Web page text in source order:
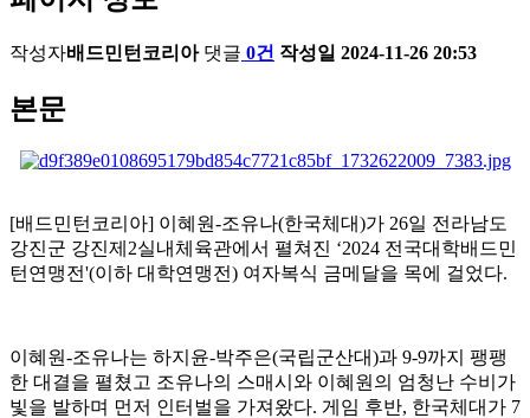
작성자배드민턴코리아 댓글 0건 작성일 2024-11-26 20:53
본문
[배드민턴코리아] 이혜원-조유나(한국체대)가 26일 전라남도
강진군 강진제 2실내체육관에서 펼쳐진 ‘2024 전국대학배드민
턴연맹전'(이하 대학연맹전) 여자복식 금메달을 목에 걸었다.
이혜원-조유나는 하지윤-박주은(국립군산대)과 9-9까지 팽팽
한 대결을 펼쳤고 조유나의 스매시와 이혜원의 엄청난 수비가
빛을 발하며 먼저 인터벌을 가져왔다. 게임 후반, 한국체대가 7